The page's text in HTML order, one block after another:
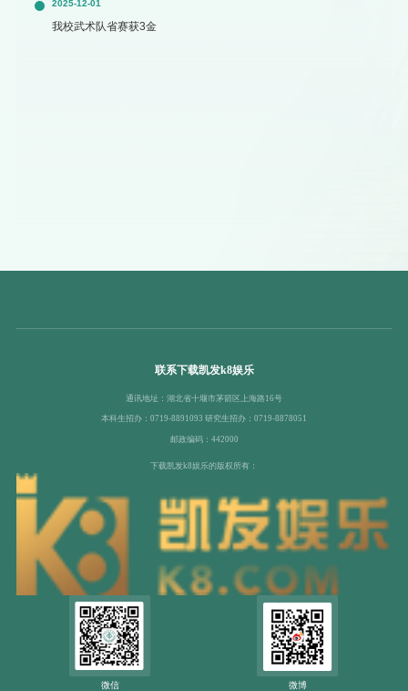
2025-12-01
我校武术队省赛获3金
联系下载凯发k8娱乐
通讯地址：湖北省十堰市茅箭区上海路16号
本科生招办：0719-8891093 研究生招办：0719-8878051
邮政编码：442000
下载凯发k8娱乐的版权所有：
微信 微博